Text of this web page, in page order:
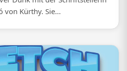
von Kürthy. Sie...